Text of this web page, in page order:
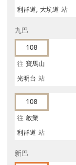
利群道, 大坑道 站
九巴
108
往 寶馬山
光明台 站
108
往 啟業
利群道 站
新巴